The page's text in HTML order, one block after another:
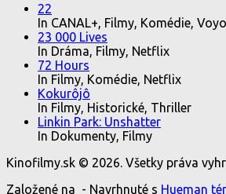
22
In CANAL+, Filmy, Komédie, Voyo
23 000 Lives
In Dráma, Filmy, Netflix
72 Hours
In Filmy, Komédie, Netflix
Kokurôjô
In Filmy, Historické, Thriller
Linkin Park: Unshatter
In Dokumenty, Filmy
Kinofilmy.sk © 2026. Všetky práva
Založené na - Navrhnuté s Hueman